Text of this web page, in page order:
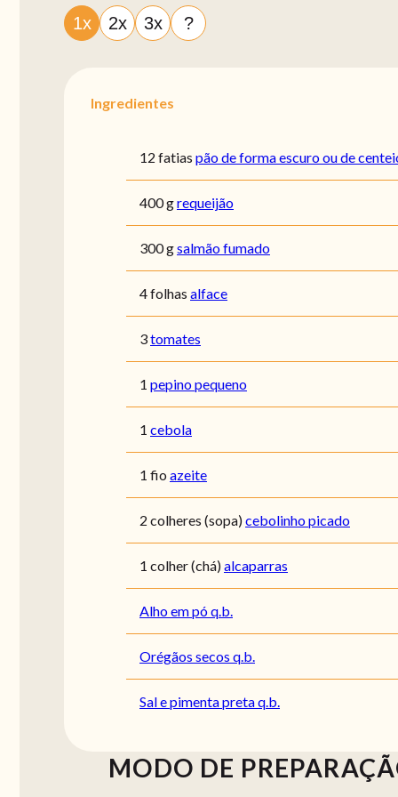
1x 2x 3x ?
Ingredientes
12 fatias pão de forma escuro ou de
400 grequeijão
300 gsalmão fumado
4 folhas alface
3tomates
1 pepino pequeno
1 cebola
1 fio azeite
2 colheres (sopa)cebolinho picado
1 colher (chá)alcaparras
Alho em pó q.b.
Orégãos secos q.b.
Sal e pimenta preta q.b.
MODO DE